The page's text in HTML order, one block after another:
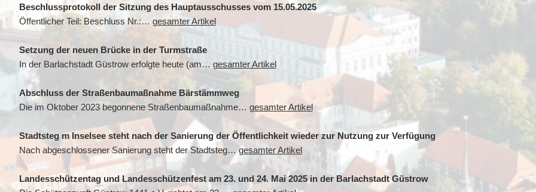
Beschlussprotokoll der Sitzung des Hauptausschusses vom 15.05.2025
Öffentlicher Teil: Beschluss Nr.:… gesamter Artikel
Setzung der neuen Brücke in der Turmstraße
In der Barlachstadt Güstrow erfolgte heute (am… gesamter Artikel
Abschluss der Straßenbaumaßnahme Bärstämmweg
Die im Oktober 2023 begonnene Straßenbaumaßnahme… gesamter Artikel
Stadtsteg m Inselsee steht nach der Sanierung der Öffentlichkeit wieder zur Nutzung zur Verfügung
Nach abgeschlossener Sanierung steht der Stadtsteg…gesamter Artikel
Landesschützentag und Landesschützenfest am 23. und 24. Mai 2025 in der Barlachstadt Güstrow